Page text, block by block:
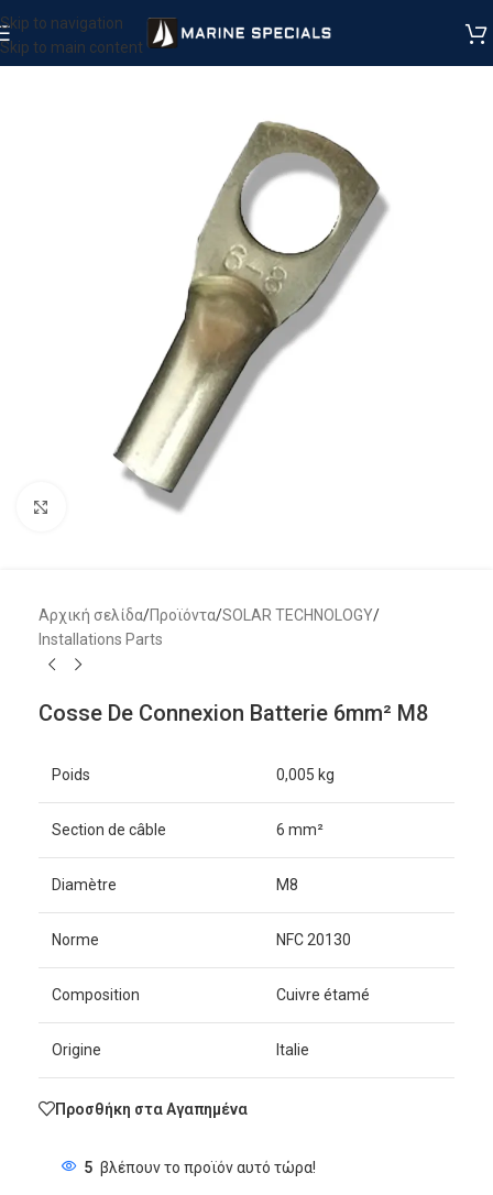
Skip to navigation
Skip to main content
Αρχική σελίδα/Προϊόντα/SOLAR TECHNOLOGY/
Installations Parts
Cosse De Connexion Batterie 6mm² M8
Poids 0,005 kg
Section de câble 6 mm²
Diamètre M8
Norme NFC 20130
Composition Cuivre étamé
Origine Italie
Προσθήκη στα Αγαπημένα
5 βλέπουν το προϊόν αυτό τώρα!